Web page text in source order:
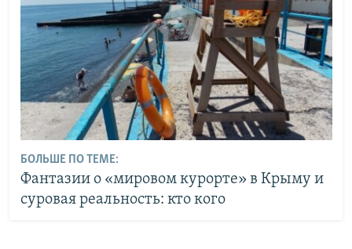
БОЛЬШЕ ПО ТЕМЕ:
Фантазии о «мировом курорте» в Крыму и
суровая реальность: кто кого